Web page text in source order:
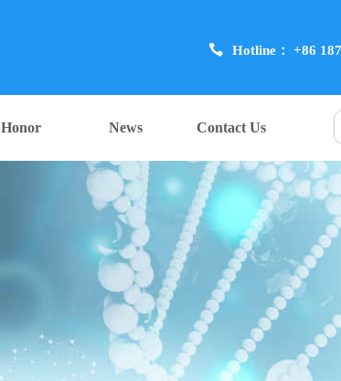
Hotline： +86
Honor News Contact Us